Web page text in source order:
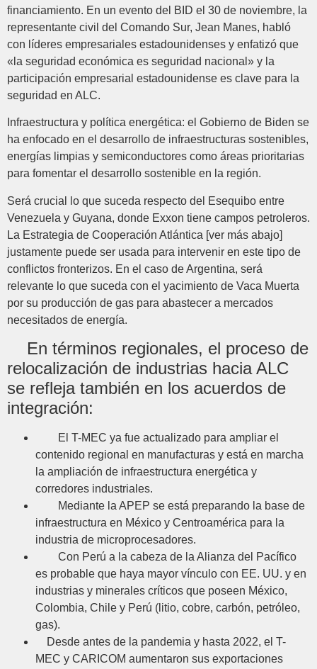
financiamiento. En un evento del BID el 30 de noviembre, la
representante civil del Comando Sur, Jean Manes, habló
con líderes empresariales estadounidenses y enfatizó que
«la seguridad económica es seguridad nacional» y la
participación empresarial estadounidense es clave para la
seguridad en ALC.
Infraestructura y política energética: el Gobierno de Biden se
ha enfocado en el desarrollo de infraestructuras sostenibles,
energías limpias y semiconductores como áreas prioritarias
para fomentar el desarrollo sostenible en la región.
Será crucial lo que suceda respecto del Esequibo entre
Venezuela y Guyana, donde Exxon tiene campos petroleros.
La Estrategia de Cooperación Atlántica [ver más abajo]
justamente puede ser usada para intervenir en este tipo de
conflictos fronterizos. En el caso de Argentina, será
relevante lo que suceda con el yacimiento de Vaca Muerta
por su producción de gas para abastecer a mercados
necesitados de energía.
En términos regionales, el proceso de
relocalización de industrias hacia ALC
se refleja también en los acuerdos de
integración:
El T-MEC ya fue actualizado para ampliar el
contenido regional en manufacturas y está en marcha
la ampliación de infraestructura energética y
corredores industriales.
Mediante la APEP se está preparando la base de
infraestructura en México y Centroamérica para la
industria de microprocesadores.
Con Perú a la cabeza de la Alianza del Pacífico
es probable que haya mayor vínculo con EE. UU. y en
industrias y minerales críticos que poseen México,
Colombia, Chile y Perú (litio, cobre, carbón, petróleo,
gas).
Desde antes de la pandemia y hasta 2022, el T-
MEC y CARICOM aumentaron sus exportaciones